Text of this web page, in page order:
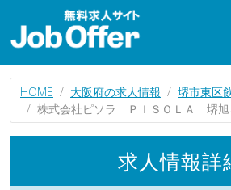
HOME 大阪府の求人情報
堺市東区
株式会社ピソラ ＰＩＳＯＬＡ 堺旭
求人情報詳